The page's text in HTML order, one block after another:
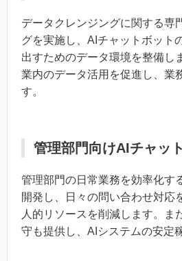
データクレンジングに関する専
グを実施し、AIチャットボット
出すためのデータ環境を整備し
業内のデータ活用を促進し、業
す。
管理部門向けAIチャッ
管理部門の日常業務を効率化す
開発し、日々の問い合わせ対応
人的リソースを削減します。ま
守も提供し、AIシステムの安定